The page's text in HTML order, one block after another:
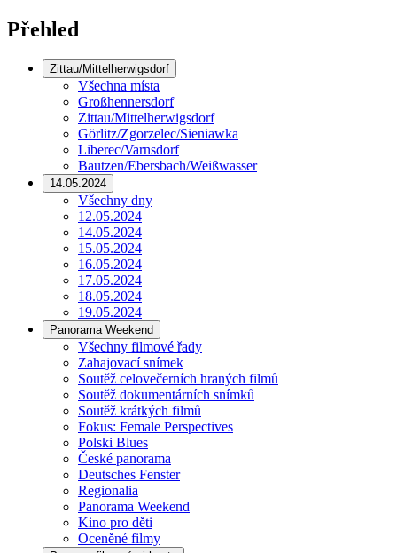
Přehled
Zittau/Mittelherwigsdorf
Všechna místa
Großhennersdorf
Zittau/Mittelherwigsdorf
Görlitz/Zgorzelec/Sieniawka
Liberec/Varnsdorf
Bautzen/Ebersbach/Weißwasser
14.05.2024
Všechny dny
12.05.2024
14.05.2024
15.05.2024
16.05.2024
17.05.2024
18.05.2024
19.05.2024
Panorama Weekend
Všechny filmové řady
Zahajovací snímek
Soutěž celovečerních hraných filmů
Soutěž dokumentárních snímků
Soutěž krátkých filmů
Fokus: Female Perspectives
Polski Blues
České panorama
Deutsches Fenster
Regionalia
Panorama Weekend
Kino pro děti
Oceněné filmy